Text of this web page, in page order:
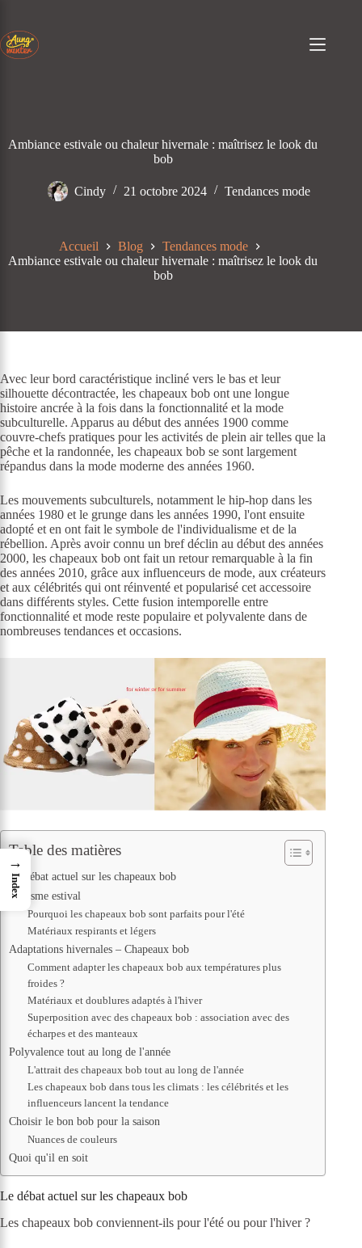
contenu
Ambiance estivale ou chaleur hivernale : maîtrisez le look du
bob
Cindy 21 octobre 2024 Tendances mode
Accueil Blog
Tendances mode
Ambiance estivale ou chaleur hivernale : maîtrisez le look du
bob
Avec leur bord caractéristique incliné vers le bas et leur
silhouette décontractée, les chapeaux bob ont une longue
histoire ancrée à la fois dans la fonctionnalité et la mode
subculturelle. Apparus au début des années 1900 comme
couvre-chefs pratiques pour les activités de plein air telles que la
pêche et la randonnée, les chapeaux bob se sont largement
répandus dans la mode moderne des années 1960.
Les mouvements subculturels, notamment le hip-hop dans les
années 1980 et le grunge dans les années 1990, l'ont ensuite
adopté et en ont fait le symbole de l'individualisme et de la
rébellion. Après avoir connu un bref déclin au début des années
2000, les chapeaux bob ont fait un retour remarquable à la fin
des années 2010, grâce aux influenceurs de mode, aux créateurs
et aux célébrités qui ont réinventé et popularisé cet accessoire
dans différents styles. Cette fusion intemporelle entre
fonctionnalité et mode reste populaire et polyvalente dans de
nombreuses tendances et occasions.
Table des matières
Le débat actuel sur les chapeaux bob
Stylisme estival
Pourquoi les chapeaux bob sont parfaits pour l'été
Matériaux respirants et légers
Adaptations hivernales – Chapeaux bob
Comment adapter les chapeaux bob aux températures plus
froides ?
Matériaux et doublures adaptés à l'hiver
Superposition avec des chapeaux bob : association avec des
écharpes et des manteaux
Polyvalence tout au long de l'année
L'attrait des chapeaux bob tout au long de l'année
Les chapeaux bob dans tous les climats : les célébrités et les
influenceurs lancent la tendance
Choisir le bon bob pour la saison
Nuances de couleurs
Quoi qu'il en soit
Le débat actuel sur les chapeaux bob
Les chapeaux bob conviennent-ils pour l'été ou pour l'hiver ?
→
Index